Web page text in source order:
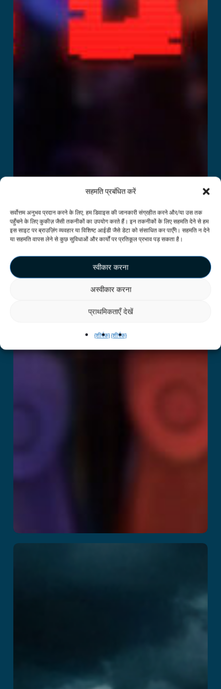
सहमति प्रबंधित करें
सर्वोत्तम अनुभव प्रदान करने के लिए, हम डिवाइस की जानकारी संग्रहीत करने और/या उस तक
पहुँचने के लिए कुकीज़ जैसी तकनीकों का उपयोग करते हैं। इन तकनीकों के लिए सहमति देने से हम
इस साइट पर ब्राउज़िंग व्यवहार या विशिष्ट आईडी जैसे डेटा को संसाधित कर पाएँगे। सहमति न देने
या सहमति वापस लेने से कुछ सुविधाओं और कार्यों पर प्रतिकूल प्रभाव पड़ सकता है।
स्वीकार करना
अस्वीकार करना
प्राथमिकताएँ देखें
{शीर्षक}{शीर्षक}